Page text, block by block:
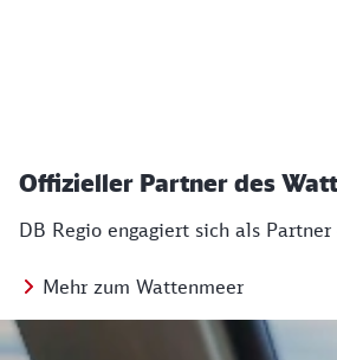
Offizieller Partner des
DB Regio engagiert sich als
Mehr zum Wattenmeer